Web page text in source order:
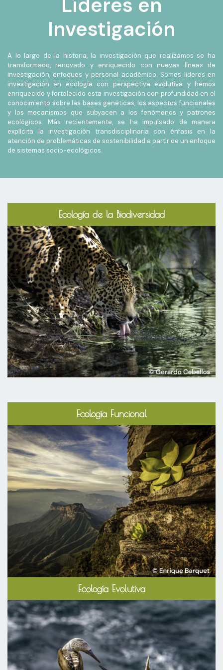
VER MÁS
Investigación
A lo largo de la historia, la investigación que realizamos se ha
transformado, renovado y enriquecido con nuevas líneas de
investigación, enfoques y personal académico. Somos líderes en
investigación en ecología con perspectiva evolutiva y hemos
enriquecido y fortalecido esta investigación con profundidad en el
conocimiento sobre las bases genéticas, los aspectos funcionales
y los mecanismos que subyacen a los fenómenos y patrones
ecológicos. Más recientemente, se ha impulsado de manera
explícita la investigación transdisciplinaria con énfasis en la
atención de problemáticas de sostenibilidad a partir de un enfoque
de sistemas socio-ecológicos.
Ecología de la Biodiversidad
Ecología Funcional
Ecología Evolutiva